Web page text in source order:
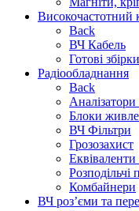
Високочастотний
Back
ВЧ Кабель
Готові збірки
Радіообладнання
Back
Блоки
ВЧ Фільтри
Грозозахист
Розподільчі
Комбайнери
ВЧ роз’єми та